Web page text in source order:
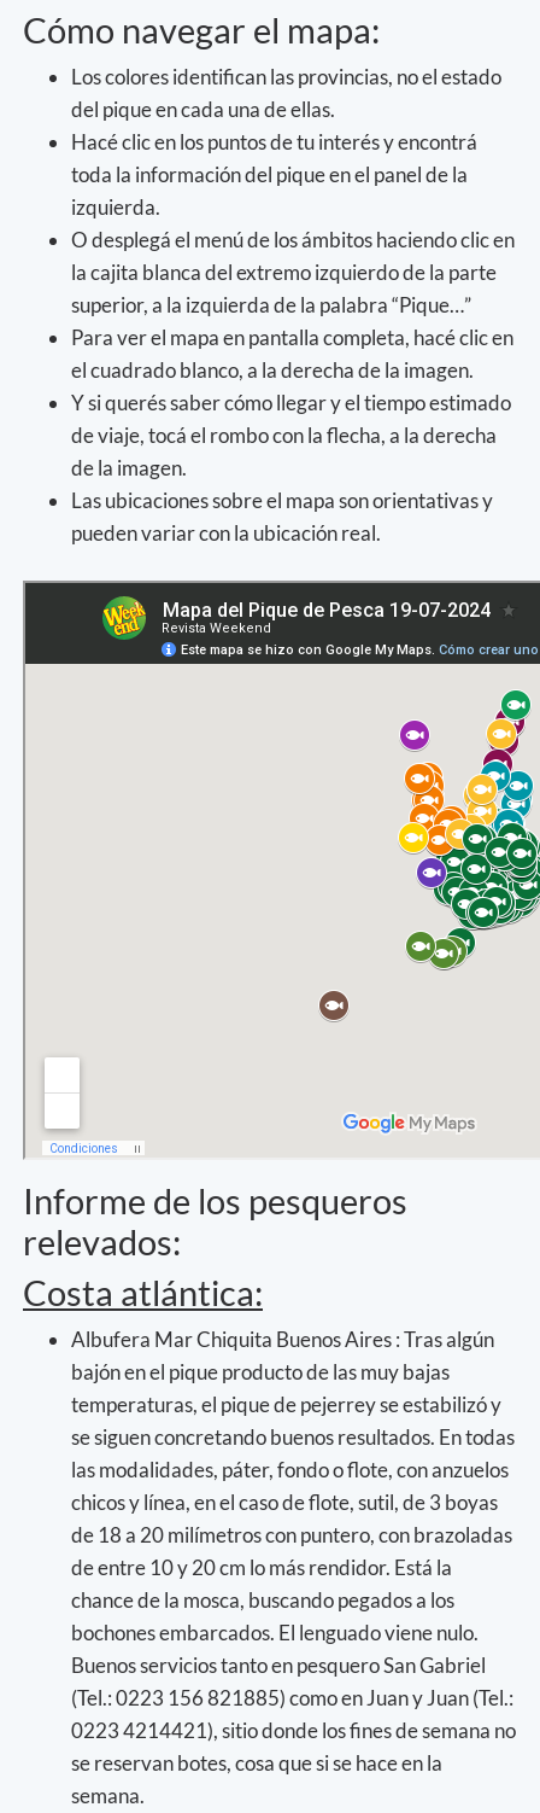
Cómo navegar el mapa:
Los colores identifican las provincias, no el estado
del pique en cada una de ellas.
Hacé clic en los puntos de tu interés y encontrá
toda la información del pique en el panel de la
izquierda.
O desplegá el menú de los ámbitos haciendo clic en
la cajita blanca del extremo izquierdo de la parte
superior, a la izquierda de la palabra “Pique…”
Para ver el mapa en pantalla completa, hacé clic en
el cuadrado blanco, a la derecha de la imagen.
Y si querés saber cómo llegar y el tiempo estimado
de viaje, tocá el rombo con la flecha, a la derecha
de la imagen.
Las ubicaciones sobre el mapa son orientativas y
pueden variar con la ubicación real.
Informe de los pesqueros
relevados:
Costa atlántica:
Albufera Mar Chiquita Buenos Aires : Tras algún
bajón en el pique producto de las muy bajas
temperaturas, el pique de pejerrey se estabilizó y
se siguen concretando buenos resultados. En todas
las modalidades, páter, fondo o flote, con anzuelos
chicos y línea, en el caso de flote, sutil, de 3 boyas
de 18 a 20 milímetros con puntero, con brazoladas
de entre 10 y 20 cm lo más rendidor. Está la
chance de la mosca, buscando pegados a los
bochones embarcados. El lenguado viene nulo.
Buenos servicios tanto en pesquero San Gabriel
(Tel.: 0223 156 821885) como en Juan y Juan (Tel.:
0223 4214421), sitio donde los fines de semana no
se reservan botes, cosa que si se hace en la
semana.